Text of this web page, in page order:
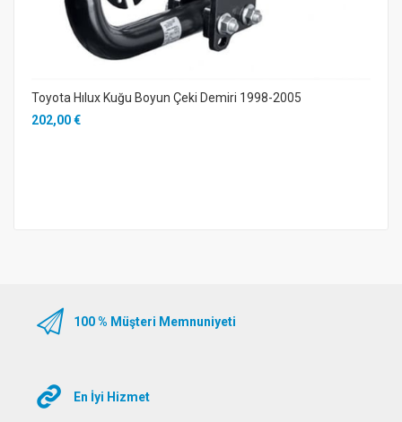
Toyota Hılux Kuğu Boyun Çeki Demiri 1998-2005
202,00 €
100 % Müşteri Memnuniyeti
En İyi Hizmet